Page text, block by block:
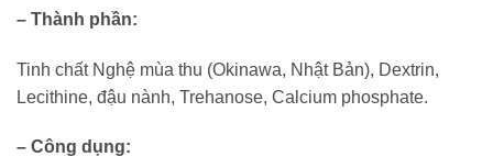
– Thành phần:
Tinh chất Nghệ mùa thu (Okinawa, Nhật Bản), Dextrin,
Lecithine, đậu nành, Trehanose, Calcium phosphate.
– Công dụng: